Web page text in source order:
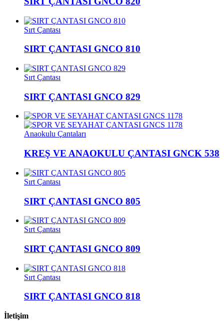
Sırt Çantası
SIRT ÇANTASI GNCO 810
Sırt Çantası
SIRT ÇANTASI GNCO 829
Anaokulu Çantaları
KREŞ VE ANAOKULU ÇANTASI GNCK 538
Sırt Çantası
SIRT ÇANTASI GNCO 805
Sırt Çantası
SIRT ÇANTASI GNCO 809
Sırt Çantası
SIRT ÇANTASI GNCO 818
İletişim